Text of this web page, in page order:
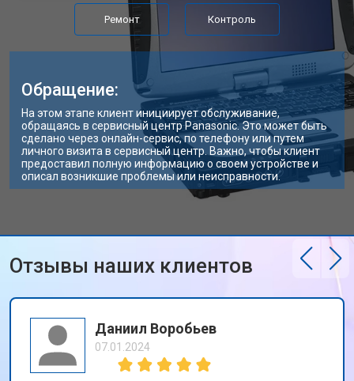
Ремонт цепи питания от 3500 ₽ Заказать
Замена звуковой карты от 1700 ₽
Замена кулера ноутбука Panasonic от 2600 ₽ Заказать
Замена микрофона от 2600 ₽ Заказать
Замена оперативной памяти от 1100 ₽ Заказать
Прошивка BIOS ноутбука Panasonic от 1500 ₽ Заказать
от 3500 ₽
Ремонт Контроль
Обращение:
На этом этапе клиент инициирует обслуживание,
обращаясь в сервисный центр Panasonic. Это может быть
сделано через онлайн-сервис, по телефону или путем
личного визита в сервисный центр. Важно, чтобы клиент
предоставил полную информацию о своем устройстве и
описал возникшие проблемы или неисправности.
Отзывы наших клиентов
Даниил Воробьев
07.01.2024